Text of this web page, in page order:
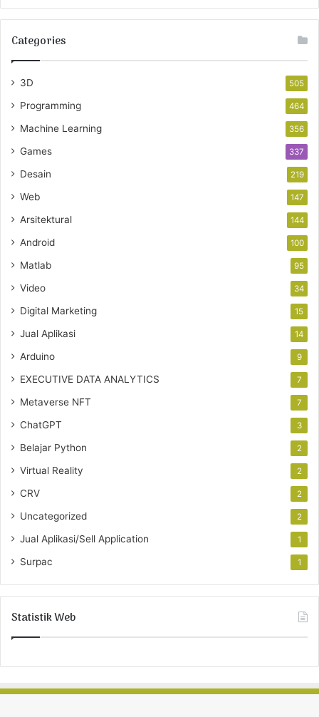
Categories
3D 505
Programming 464
Machine Learning 356
Games 337
Desain 219
Web 147
Arsitektural 144
Android 100
Matlab 95
Video 34
Digital Marketing 15
Jual Aplikasi 14
Arduino 9
EXECUTIVE DATA ANALYTICS 7
Metaverse NFT 7
ChatGPT 3
Belajar Python 2
Virtual Reality 2
CRV 2
Uncategorized 2
Jual Aplikasi/Sell Application 1
Surpac 1
Statistik Web